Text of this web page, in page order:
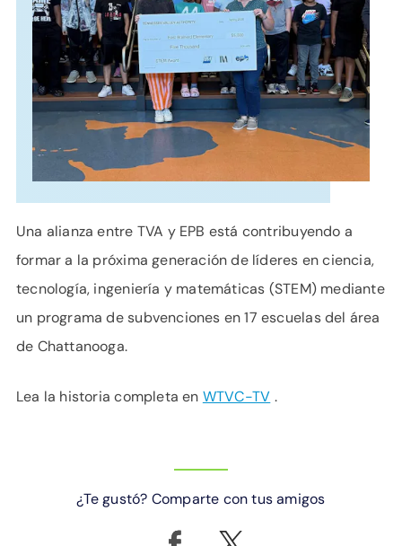
Una alianza entre TVA y EPB está contribuyendo a
formar a la próxima generación de líderes en ciencia,
tecnología, ingeniería y matemáticas (STEM) mediante
un programa de subvenciones en 17 escuelas del área
de Chattanooga.
Lea la historia completa en WTVC-TV .
¿Te gustó? Comparte con tus amigos